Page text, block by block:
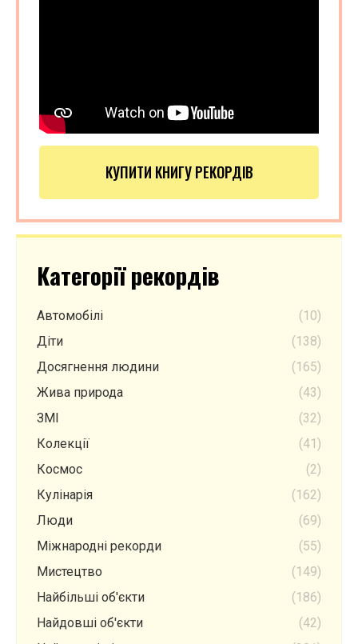
КУПИТИ КНИГУ РЕКОРДІВ
Категорії рекордів
Автомобілі
(10)
Діти
(138)
Досягнення людини
(165)
Жива природа
(43)
ЗМІ
(32)
Колекції
(41)
Космос
(2)
Кулінарія
(162)
Люди
(69)
Міжнародні рекорди
(55)
Мистецтво
(149)
Найбільші об'єкти
(186)
Найдовші об'єкти
(42)